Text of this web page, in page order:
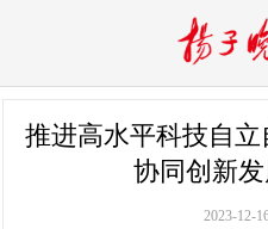
推进高水平科技自
协同创新
2023-12-